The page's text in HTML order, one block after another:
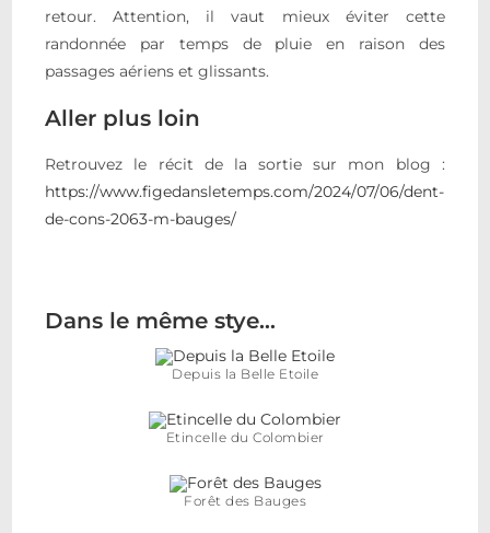
retour. Attention, il vaut mieux éviter cette
randonnée par temps de pluie en raison des
passages aériens et glissants.
Aller plus loin
Retrouvez le récit de la sortie sur mon blog :
https://www.figedansletemps.com/2024/07/06/dent-
de-cons-2063-m-bauges/
Dans le même stye…
Depuis la Belle Etoile
Etincelle du Colombier
Forêt des Bauges